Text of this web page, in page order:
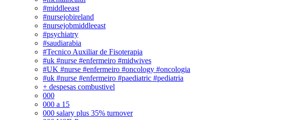
#middleeast
#nursejobireland
#nursejobmiddleeast
#psychiatry
#saudiarabia
#Tecnico Auxiliar de Fisoterapia
#uk #nurse #enfermeiro #midwives
#UK #nurse #enfermeiro #oncology #oncologia
#uk #nurse #enfermeiro #paediatric #pediatria
+ despesas combustivel
000
000 a 15
000 salary plus 35% turnover